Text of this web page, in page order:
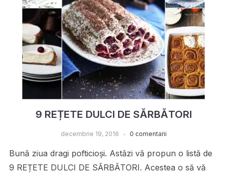
9 REȚETE DULCI DE SĂRBĂTORI
decembrie 19, 2016 0 comentarii
Bună ziua dragi pofticioși. Astăzi vă propun o listă de
9 REȚETE DULCI DE SĂRBĂTORI. Acestea o să vă